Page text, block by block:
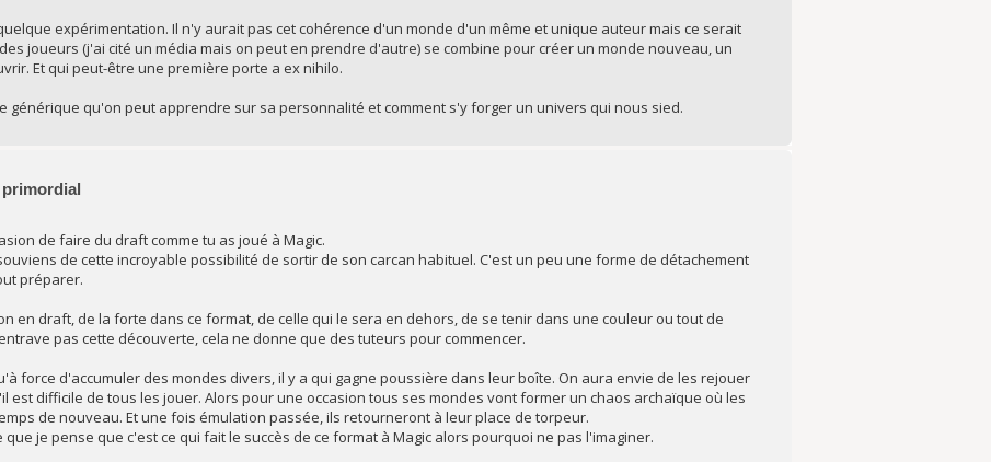
expérimentation. Il n'y aurait pas cet cohérence d'un monde d'un même et unique auteur mais ce serait
joueurs (j'ai cité un média mais on peut en prendre d'autre) se combine pour créer un monde nouveau, un
Et qui peut-être une première porte a ex nihilo.
générique qu'on peut apprendre sur sa personnalité et comment s'y forger un univers qui nous sied.
primordial
de faire du draft comme tu as joué à Magic.
de cette incroyable possibilité de sortir de son carcan habituel. C'est un peu une forme de détachement
préparer.
en draft, de la forte dans ce format, de celle qui le sera en dehors, de se tenir dans une couleur ou tout de
pas cette découverte, cela ne donne que des tuteurs pour commencer.
force d'accumuler des mondes divers, il y a qui gagne poussière dans leur boîte. On aura envie de les rejouer
est difficile de tous les jouer. Alors pour une occasion tous ses mondes vont former un chaos archaïque où les
de nouveau. Et une fois émulation passée, ils retourneront à leur place de torpeur.
je pense que c'est ce qui fait le succès de ce format à Magic alors pourquoi ne pas l'imaginer.